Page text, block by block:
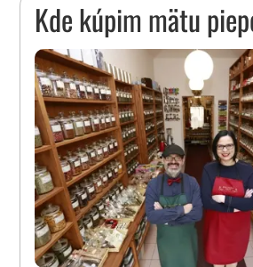
Kde kúpim mätu